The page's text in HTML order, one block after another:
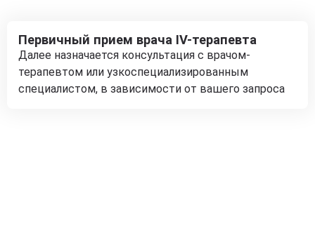
Первичный прием врача IV-терапевта
Далее назначается консультация с врачом-
терапевтом или узкоспециализированным
специалистом, в зависимости от вашего запроса